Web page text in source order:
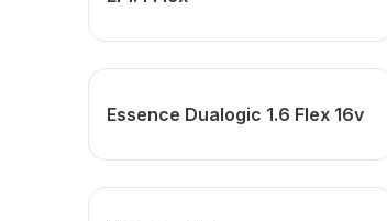
Essence Dualogic 1.6 Flex 16v